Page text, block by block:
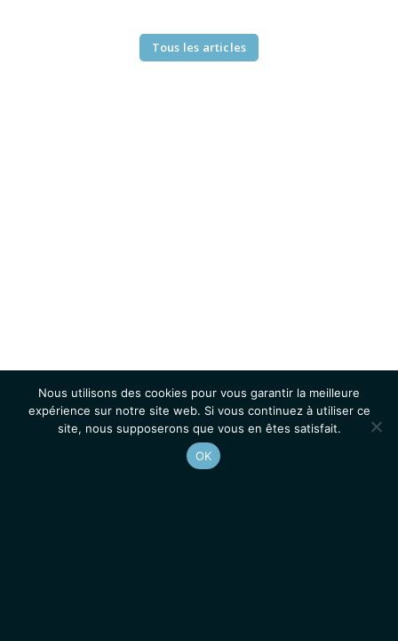
Tous les articles
Nous utilisons des cookies pour vous garantir la meilleure
expérience sur notre site web. Si vous continuez à utiliser ce
site, nous supposerons que vous en êtes satisfait.
OK